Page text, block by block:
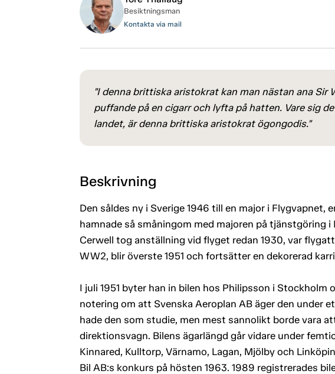
Besiktningsman
Kontakta via mail
"I denna brittiska aristokrat kan man nästan ana
puffande på en cigarr och lyfta på hatten. Vare sig
landet, är denna brittiska aristokrat ögongodis."
Beskrivning
Den såldes ny i Sverige 1946 till en major i Flygvapnet,
hamnade så småningom med majoren på tjänstgöring
Cerwell tog anställning vid flyget redan 1930, var
WW2, blir överste 1951 och fortsätter en dekorerad
I juli 1951 byter han in bilen hos Philipsson i Stockholm
notering om att Svenska Aeroplan AB äger den under
hade den som studie, men mest sannolikt borde vara
direktionsvagn. Bilens ägarlängd går vidare under
Kinnared, Kulltorp, Värnamo, Lagan, Mjölby och
Bil AB:s konkurs på hösten 1963. 1989 registrerades